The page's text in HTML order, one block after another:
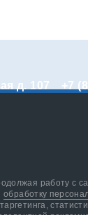
д. 107 +7
работу с
обработку